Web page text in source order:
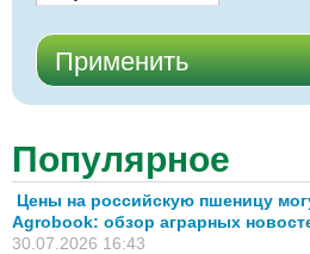
Популярное
Цены на российскую пшеницу
Agrobook: обзор аграрных
30.07.2026 16:43